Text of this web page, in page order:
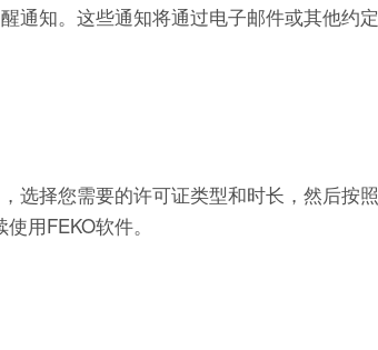
通知。这些通知将通过电子邮件或其他约
选择您需要的许可证类型和时长，然后按
用FEKO软件。